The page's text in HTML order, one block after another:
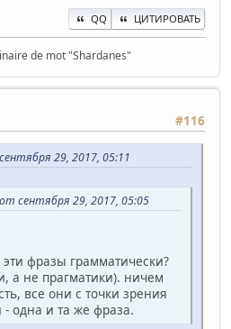
QQ ЦИТИРОВАТЬ
de mot "Shardanes"
#116
29, 2017, 05:11
сентября 29, 2017, 05:05
фразы грамматически?
а не прагматики). ничем
все они с точки зрения
- одна и та же фраза.